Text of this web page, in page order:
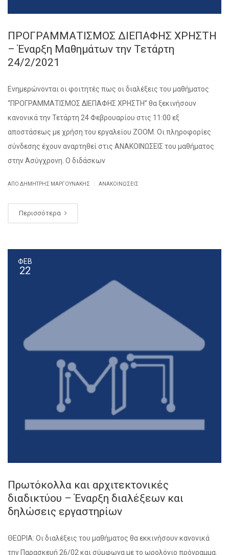
ΠΡΟΓΡΑΜΜΑΤΙΣΜΟΣ ΔΙΕΠΑΦΗΣ ΧΡΗΣΤΗ
– Έναρξη Μαθημάτων την Τετάρτη
24/2/2021
Ενημερώνονται οι φοιτητές πως οι διαλέξεις του μαθήματος
“ΠΡΟΓΡΑΜΜΑΤΙΣΜΟΣ ΔΙΕΠΑΦΗΣ ΧΡΗΣΤΗ” θα ξεκινήσουν
κανονικά την Τετάρτη 24 Φεβρουαρίου στις 11:00 εξ
αποστάσεως με χρήση του εργαλείου ΖΟΟΜ. Οι πληροφορίες
σύνδεσης έχουν αναρτηθεί στις ΑΝΑΚΟΙΝΩΣΕΙΣ του μαθήματος
στην Ασύγχρονη. Ο διδάσκων
ΑΠΌ ΔΗΜΉΤΡΗΣ ΜΑΡΓΟΥΝΑΚΗΣ ΑΝΑΚΟΙΝΏΣΕΙΣ
Περισσότερα
ΦΕΒ
22
Πρωτόκολλα και αρχιτεκτονικές
διαδικτύου – Έναρξη διαλέξεων και
δηλώσεις εργαστηρίων
ΘΕΩΡΙΑ: Οι διαλέξεις του μαθήματος θα εκκινήσουν κανονικά
την Παρασκευή 26/02 και σύμφωνα με το ωρολόγιο πρόγραμμα.